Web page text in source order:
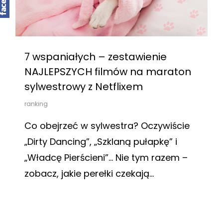
7 wspaniałych – zestawienie
NAJLEPSZYCH filmów na maraton
sylwestrowy z Netflixem
ranking
Co obejrzeć w sylwestra? Oczywiście
„Dirty Dancing”, „Szklaną pułapkę” i
„Władcę Pierścieni”… Nie tym razem –
zobacz, jakie perełki czekają…